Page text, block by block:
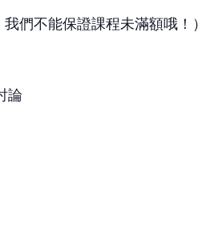
們不能保證課程未滿額哦！）
論